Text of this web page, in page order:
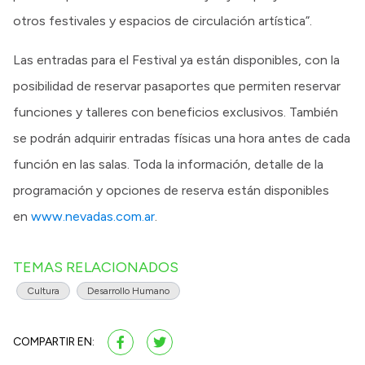
otros festivales y espacios de circulación artística”.
Las entradas para el Festival ya están disponibles, con la
posibilidad de reservar pasaportes que permiten reservar
funciones y talleres con beneficios exclusivos. También
se podrán adquirir entradas físicas una hora antes de cada
función en las salas. Toda la información, detalle de la
programación y opciones de reserva están disponibles
en www.nevadas.com.ar.
TEMAS RELACIONADOS
Cultura Desarrollo Humano
COMPARTIR EN: